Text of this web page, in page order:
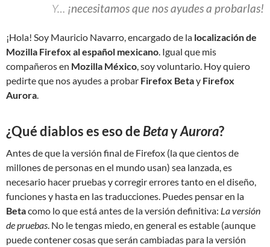
Y… ¡necesitamos que nos ayudes a probarlas!
¡Hola! Soy Mauricio Navarro, encargado de la localización de
Mozilla Firefox al español mexicano . Igual que mis
compañeros en Mozilla México , soy voluntario. Hoy quiero
pedirte que nos ayudes a probar Firefox Betay Firefox
Aurora
¿Qué diablos es eso de BetayAurora?
Antes de que la versión final de Firefox (la que cientos de
millones de personas en el mundo usan) sea lanzada, es
necesario hacer pruebas y corregir errores tanto en el diseño,
funciones y hasta en las traducciones. Puedes pensar en la
Betacomo lo que está antes de la versión definitiva: La versión
de pruebas . No le tengas miedo, en general es estable (aunque
puede contener cosas que serán cambiadas para la versión